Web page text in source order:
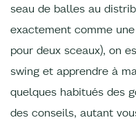
seau de balles au
exactement comme
pour deux sceaux), on
swing et apprendre à
quelques habitués des
des conseils, autant